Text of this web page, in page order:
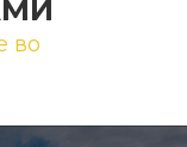
во